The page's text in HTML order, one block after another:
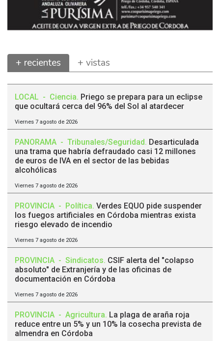
+ recientes + vistas
LOCAL - Ciencia. Priego se prepara para un eclipse
que ocultará cerca del 96% del Sol al atardecer
Viernes 7 agosto de 2026
PANORAMA - Tribunales/Seguridad. Desarticulada
una trama que habría defraudado casi 12 millones
de euros de IVA en el sector de las bebidas
alcohólicas
Viernes 7 agosto de 2026
PROVINCIA - Política. Verdes EQUO pide suspender
los fuegos artificiales en Córdoba mientras exista
riesgo elevado de incendio
Viernes 7 agosto de 2026
PROVINCIA - Sindicatos. CSIF alerta del "colapso
absoluto" de Extranjería y de las oficinas de
documentación en Córdoba
Viernes 7 agosto de 2026
PROVINCIA - Agricultura. La plaga de araña roja
reduce entre un 5% y un 10% la cosecha prevista de
almendra en Córdoba